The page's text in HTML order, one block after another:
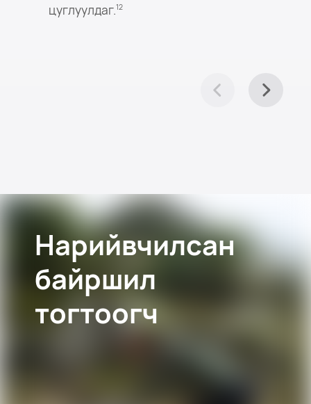
цуглуулдаг.12
Нарийвчилсан
байршил
тогтоогч